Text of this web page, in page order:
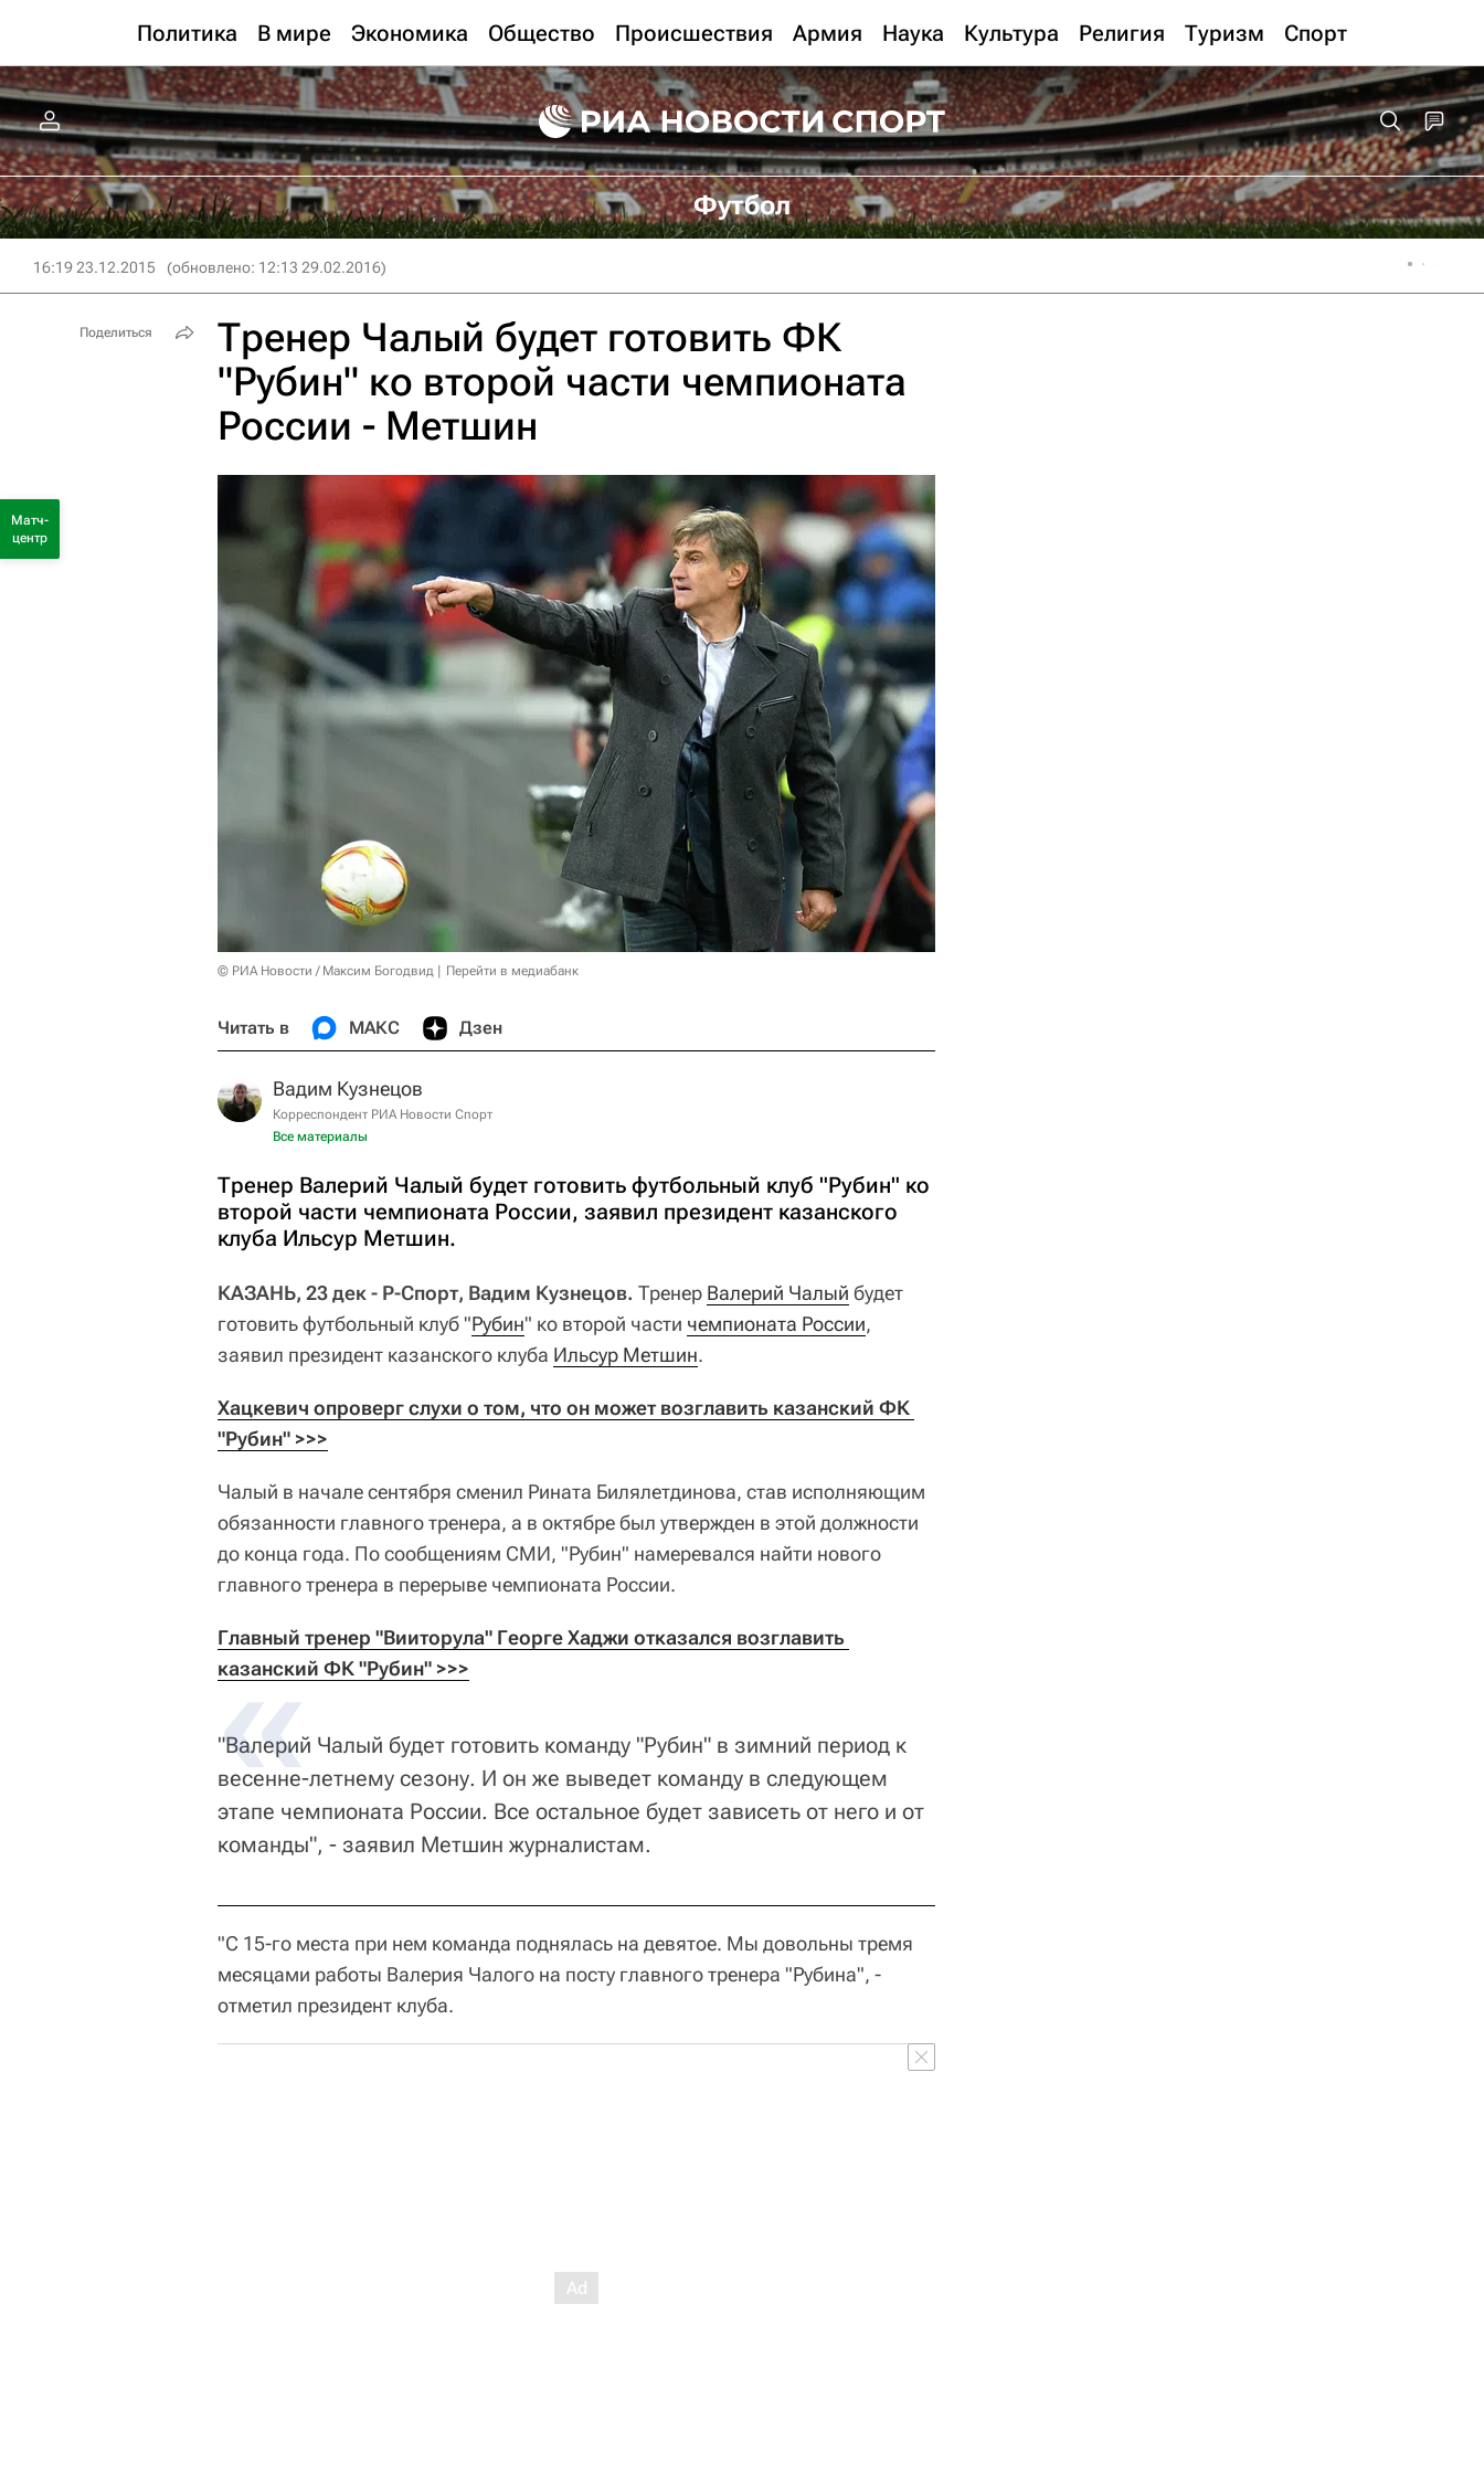
Политика В мире Экономика Общество Происшествия Армия Наука Культура Религия Туризм Спорт
Футбол
16:19 23.12.2015 (обновлено: 12:13 29.02.2016)
Тренер Чалый будет готовить ФК
"Рубин" ко второй части чемпионата
России - Метшин
© РИА Новости / Максим Богодвид Перейти в медиабанк
Читать в МАКС Дзен
Вадим Кузнецов
Корреспондент РИА Новости Спорт
Все материалы
Тренер Валерий Чалый будет готовить футбольный клуб "Рубин" ко
второй части чемпионата России, заявил президент казанского
клуба Ильсур Метшин.
КАЗАНЬ, 23 дек - Р-Спорт, Вадим Кузнецов. Тренер Валерий Чалый будет
готовить футбольный клуб "Рубин" ко второй части чемпионата России,
заявил президент казанского клуба Ильсур Метшин.
Хацкевич опроверг слухи о том, что он может возглавить казанский ФК
"Рубин" >>>
Чалый в начале сентября сменил Рината Билялетдинова, став исполняющим
обязанности главного тренера, а в октябре был утвержден в этой должности
до конца года. По сообщениям СМИ, "Рубин" намеревался найти нового
главного тренера в перерыве чемпионата России.
Главный тренер "Вииторула" Георге Хаджи отказался возглавить
казанский ФК "Рубин" >>>
"Валерий Чалый будет готовить команду "Рубин" в зимний период к
весенне-летнему сезону. И он же выведет команду в следующем
этапе чемпионата России. Все остальное будет зависеть от него и от
команды", - заявил Метшин журналистам.
"С 15-го места при нем команда поднялась на девятое. Мы довольны тремя
месяцами работы Валерия Чалого на посту главного тренера "Рубина", -
отметил президент клуба.
Поделиться
Матч-
центр